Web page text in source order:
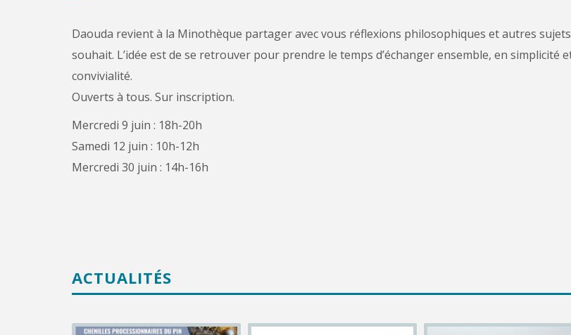
Daouda revient à la Minothèque partager avec vous réflexions philosophiques et autres
souhait. L’idée est de se retrouver pour prendre le temps d’échanger ensemble, en simplicité
convivialité.
Ouverts à tous. Sur inscription.
Mercredi 9 juin : 18h-20h
Samedi 12 juin : 10h-12h
Mercredi 30 juin : 14h-16h
ACTUALITÉS